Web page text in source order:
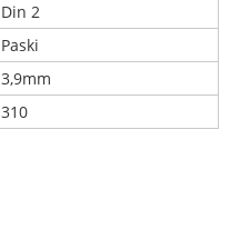
Din 2
Paski
3,9mm
310